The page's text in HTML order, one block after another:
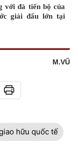
với đà tiến bộ của
giải đấu lớn tại
M.VŨ
hữu quốc tế